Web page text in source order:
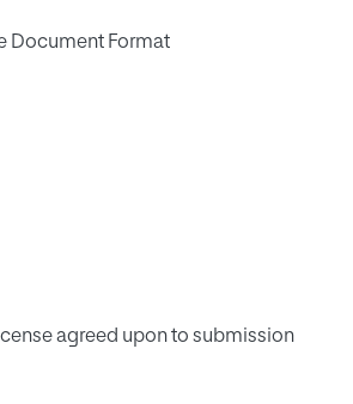
Document Format
agreed upon to submission